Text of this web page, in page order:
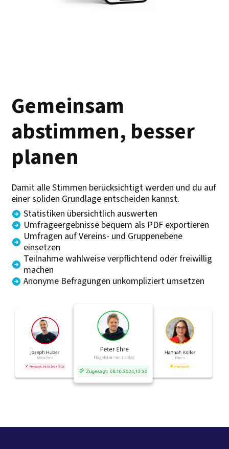
Gemeinsam
abstimmen, besser
planen
Damit alle Stimmen berücksichtigt werden und du auf
einer soliden Grundlage entscheiden kannst.
Statistiken übersichtlich auswerten
Umfrageergebnisse bequem als PDF exportieren
Umfragen auf Vereins- und Gruppenebene
einsetzen
Teilnahme wahlweise verpflichtend oder freiwillig
machen
Anonyme Befragungen unkompliziert umsetzen